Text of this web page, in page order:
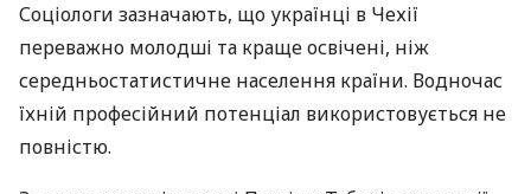
Соціологи зазначають, що українці в Чехії
переважно молодші та краще освічені, ніж
середньостатистичне населення країни. Водночас
їхній професійний потенціал використовується не
повністю.